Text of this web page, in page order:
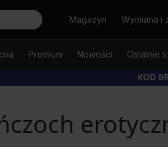
SzukajMagazyn Wymiana i
Premium Nowości Ostatnie
KOD